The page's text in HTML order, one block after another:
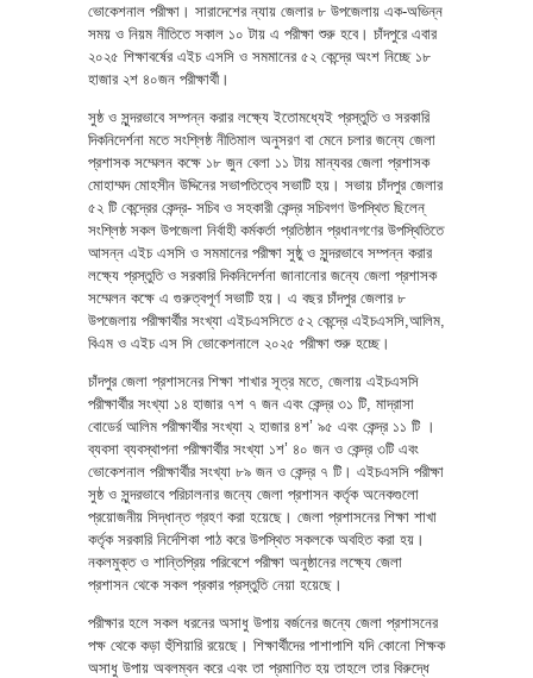
ভোকেশনাল পরীক্ষা। সারাদেশের ন্যায় জেলার ৮ উপজেলায় এক-অভিন্ন
সময় ও নিয়ম নীতিতে সকাল ১০ টায় এ পরীক্ষা শুরু হবে। চাঁদপুরে এবার
২০২৫ শিক্ষাবর্ষের এইচ এসসি ও সমমানের ৫২ কেন্দ্রে অংশ নিচ্ছে ১৮
হাজার ২শ ৪০জন পরীক্ষার্থী।
সুষ্ঠ ও সুন্দরভাবে সম্পন্ন করার লক্ষ্যে ইতোমধ্যেই প্রস্তুতি ও সরকারি
দিকনিদের্শনা মতে সংশ্লিষ্ঠ নীতিমাল অনুসরণ বা মেনে চলার জন্যে জেলা
প্রশাসক সম্মেলন কক্ষে ১৮ জুন বেলা ১১ টায় মান্যবর জেলা প্রশাসক
মোহাম্মদ মোহসীন উদ্দিনের সভাপতিত্বে সভাটি হয়। সভায় চাঁদপুর জেলার
৫২ টি কেন্দ্রের কেন্দ্র- সচিব ও সহকারী কেন্দ্র সচিবগণ উপস্থিত ছিলেন্
সংশ্লিষ্ঠ সকল উপজেলা নির্বাহী কর্মকর্তা প্রতিষ্ঠান প্রধানগণের উপস্থিতিতে
আসন্ন এইচ এসসি ও সমমানের পরীক্ষা সুষ্ঠু ও সুন্দরভাবে সম্পন্ন করার
লক্ষ্যে প্রস্তুতি ও সরকারি দিকনিদের্শনা জানানোর জন্যে জেলা প্রশাসক
সম্মেলন কক্ষে এ গুরুত্বপূর্ণ সভাটি হয়। এ বছর চাঁদপুর জেলার ৮
উপজেলায় পরীক্ষার্থীর সংখ্যা এইচএসসিতে ৫২ কেন্দ্রে এইচএসসি,আলিম,
বিএম ও এইচ এস সি ভোকেশনালে ২০২৫ পরীক্ষা শুরু হচ্ছে।
চাঁদপুর জেলা প্রশাসনের শিক্ষা শাখার সূত্র মতে, জেলায় এইচএসসি
পরীক্ষার্থীর সংখ্যা ১৪ হাজার ৭শ ৭ জন এবং কেন্দ্র ৩১ টি, মাদ্রাসা
বোডের্র আলিম পরীক্ষার্থীর সংখ্যা ২ হাজার ৪শ’ ৯৫ এবং কেন্দ্র ১১ টি ।
ব্যবসা ব্যবস্থাপনা পরীক্ষার্থীর সংখ্যা ১শ’ ৪০ জন ও কেন্দ্র ৩টি এবং
ভোকেশনাল পরীক্ষার্থীর সংখ্যা ৮৯ জন ও কেন্দ্র ৭ টি। এইচএসসি পরীক্ষা
সুষ্ঠ ও সুন্দরভাবে পরিচালনার জন্যে জেলা প্রশাসন কর্তৃক অনেকগুলো
প্রয়োজনীয় সিদ্ধান্ত গ্রহণ করা হয়েছে। জেলা প্রশাসনের শিক্ষা শাখা
কর্তৃক সরকারি নির্দেশিকা পাঠ করে উপস্থিত সকলকে অবহিত করা হয়।
নকলমুক্ত ও শান্তিপ্রিয় পরিবেশে পরীক্ষা অনুষ্ঠানের লক্ষ্যে জেলা
প্রশাসন থেকে সকল প্রকার প্রস্তুতি নেয়া হয়েছে।
পরীক্ষার হলে সকল ধরনের অসাধু উপায় বর্জনের জন্যে জেলা প্রশাসনের
পক্ষ থেকে কড়া হুঁশিয়ারি রয়েছে। শিক্ষার্থীদের পাশাপাশি যদি কোনো শিক্ষক
অসাধু উপায় অবলম্বন করে এবং তা প্রমাণিত হয় তাহলে তার বিরুদ্ধে